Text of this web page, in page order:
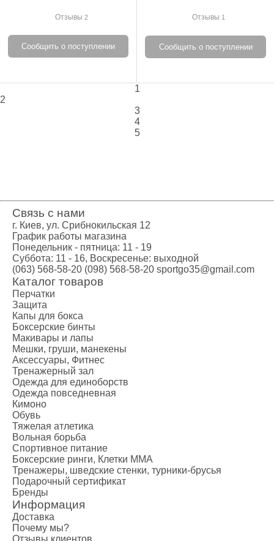
Отзывы2
Сообщить о поступлении
Отзывы 1
Сообщить о поступлении
1
2
3
4
5
Связь с нами
г. Киев, ул. Срибнокильская 12
График работы магазина
Понедельник - пятница: 11 - 19
Суббота: 11 - 16, Воскресенье: выходной
(063) 568-58-20 (098) 568-58-20 sportgo35@gmail.com
Каталог товаров
Перчатки
Защита
Капы для бокса
Боксерские бинты
Макивары и лапы
Мешки, груши, манекены
Аксессуары, Фитнес
Тренажерный зал
Одежда для единоборств
Одежда повседневная
Кимоно
Обувь
Тяжелая атлетика
Вольная борьба
Спортивное питание
Боксерские ринги, Клетки ММА
Тренажеры, шведские стенки, турники-брусья
Подарочный сертификат
Бренды
Информация
Доставка
Почему мы?
Отзывы клиентов